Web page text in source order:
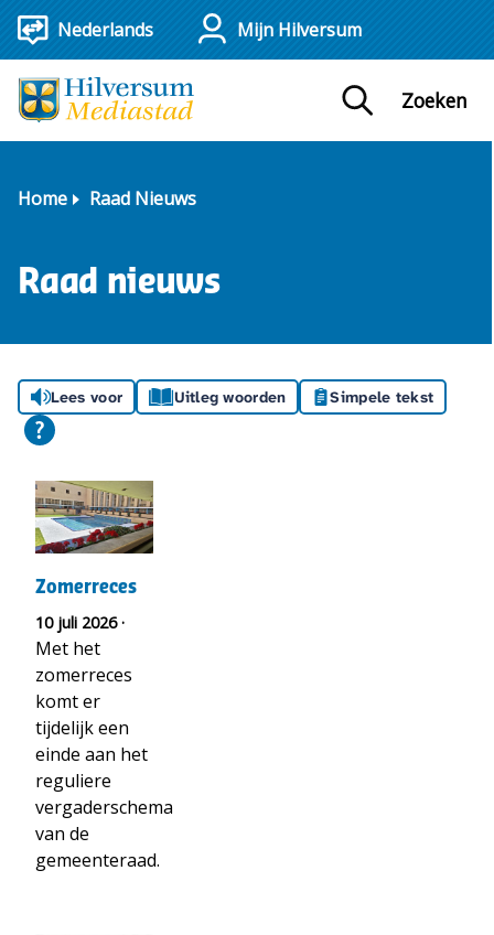
Mijn Hilversum
Zoeken
Home Raad Nieuws
Raad nieuws
Lees voor Uitleg woorden Simpele tekst
t("Lees
meer
over")
Zomerreces
Zomerreces
10 juli 2026 ·
Met het
zomerreces
komt er
tijdelijk een
einde aan het
reguliere
vergaderschema
van de
gemeenteraad.